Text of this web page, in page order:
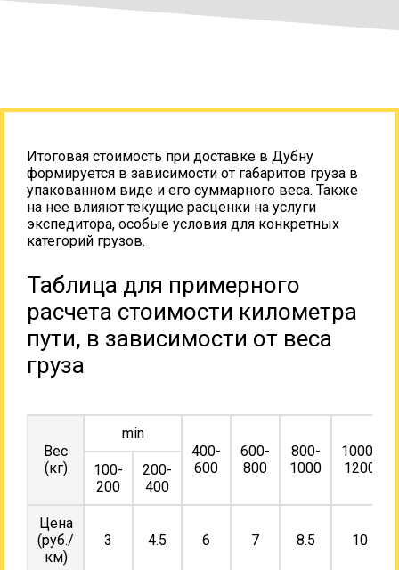
Итоговая стоимость при доставке в Дубну
формируется в зависимости от габаритов груза в
упакованном виде и его суммарного веса. Также
на нее влияют текущие расценки на услуги
экспедитора, особые условия для конкретных
категорий грузов.
Таблица для примерного
расчета стоимости километра
пути, в зависимости от веса
груза
Вес
(кг)
min
400-
600
600-
800
800-
1000
1000-
1200
100-
200
200-
400
Цена
(руб./
км)
3 4.5 6 7 8.5 10